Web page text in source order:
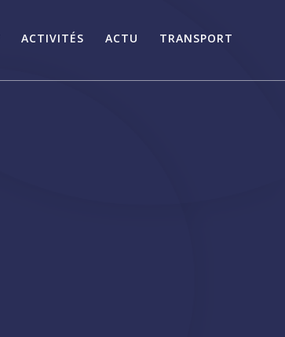
ACTIVITÉS ACTU TRANSPORT